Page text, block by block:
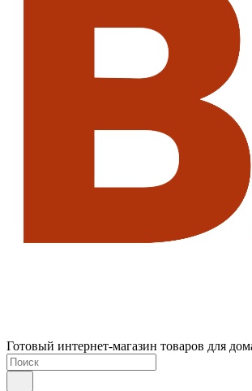
Готовый интернет-магазин товаров для